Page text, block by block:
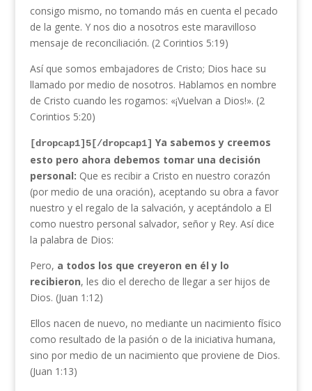
consigo mismo, no tomando más en cuenta el pecado
de la gente. Y nos dio a nosotros este maravilloso
mensaje de reconciliación. (2 Corintios 5:19)
Así que somos embajadores de Cristo; Dios hace su
llamado por medio de nosotros. Hablamos en nombre
de Cristo cuando les rogamos: «¡Vuelvan a Dios!». (2
Corintios 5:20)
[dropcap1]5[/dropcap1] Ya sabemos y creemos
esto pero ahora debemos tomar una decisión
personal: Que es recibir a Cristo en nuestro corazón
(por medio de una oración), aceptando su obra a favor
nuestro y el regalo de la salvación, y aceptándolo a El
como nuestro personal salvador, señor y Rey. Así dice
la palabra de Dios:
Pero, a todos los que creyeron en él y lo
recibieron, les dio el derecho de llegar a ser hijos de
Dios. (Juan 1:12)
Ellos nacen de nuevo, no mediante un nacimiento físico
como resultado de la pasión o de la iniciativa humana,
sino por medio de un nacimiento que proviene de Dios.
(Juan 1:13)